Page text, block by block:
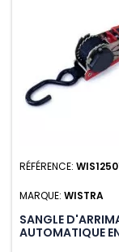
RÉFÉRENCE:
MARQUE: WISTRA
SANGLE
AUTOMATIQUE